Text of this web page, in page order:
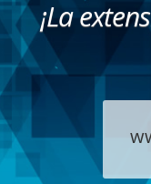
¡La